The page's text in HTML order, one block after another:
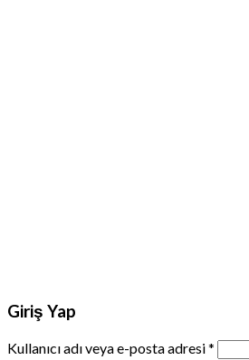
Giriş Yap
Kullanıcı adı veya e-posta adresi*